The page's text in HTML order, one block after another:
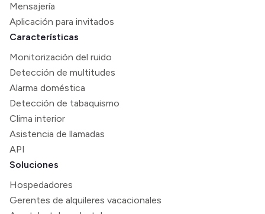
Mensajería
Aplicación para invitados
Características
Monitorización del ruido
Detección de multitudes
Alarma doméstica
Detección de tabaquismo
Clima interior
Asistencia de llamadas
API
Soluciones
Hospedadores
Gerentes de alquileres vacacionales